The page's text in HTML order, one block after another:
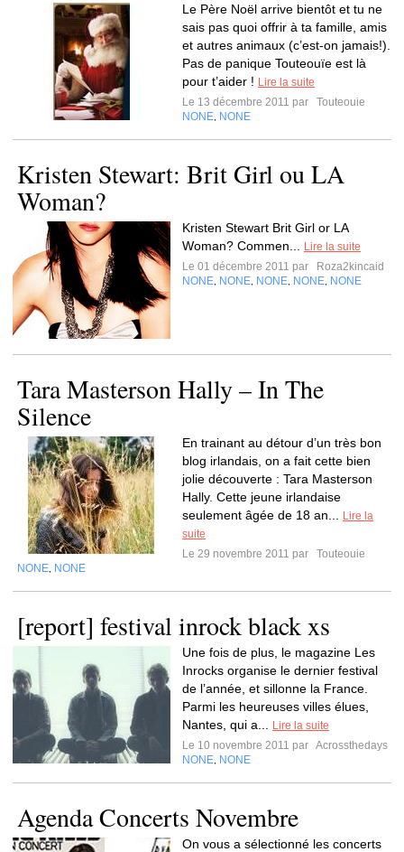
Le Père Noël arrive bientôt et tu ne
sais pas quoi offrir à ta famille, amis
et autres animaux (c’est-on jamais!).
Pas de panique Touteouïe est là
pour t’aider ! Lire la suite
Le 13 décembre 2011 par
Touteouie
NONE NONE
Kristen Stewart: Brit Girl ou LA
Woman?
Kristen Stewart Brit Girl or LA
Woman? Commen...
Lire la suite
Le 01 décembre 2011 par
Roza2kincaid
NONE NONE NONE NONE NONE
Tara Masterson Hally – In The
Silence
En trainant au détour d’un très bon
blog irlandais, on a fait cette bien
jolie découverte : Tara Masterson
Hally. Cette jeune irlandaise
seulement âgée de 18 an...
Lire la
suite
Le 29 novembre 2011 par
Touteouie
NONE NONE
[report] festival inrock black xs
Une fois de plus, le magazine Les
Inrocks organise le dernier festival
de l’année, et sillonne la France.
Parmi les heureuses villes élues,
Nantes, qui a...
Lire la suite
Le 10 novembre 2011 par Acrossthedays
NONE NONE
Agenda Concerts Novembre
On vous a sélectionné les concerts